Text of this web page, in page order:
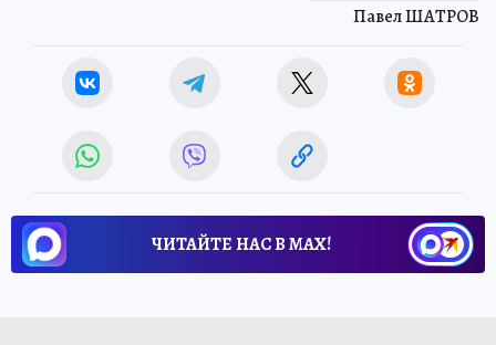
Павел ШАТРОВ
ЧИТАЙТЕ НАС В МАХ!